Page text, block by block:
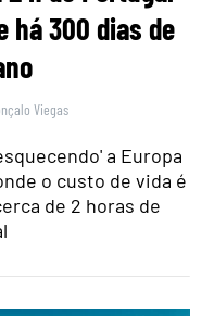
há 300 dias de
Viegas
a Europa
o custo de vida é
de 2 horas de